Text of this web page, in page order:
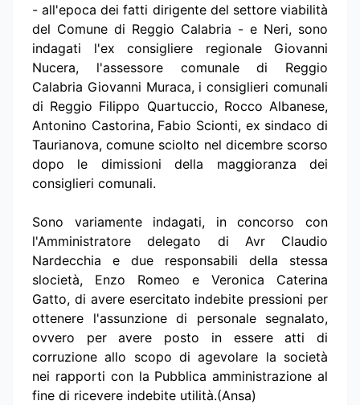
- all'epoca dei fatti dirigente del settore viabilità
del Comune di Reggio Calabria - e Neri, sono
indagati l'ex consigliere regionale Giovanni
Nucera, l'assessore comunale di Reggio
Calabria Giovanni Muraca, i consiglieri comunali
di Reggio Filippo Quartuccio, Rocco Albanese,
Antonino Castorina, Fabio Scionti, ex sindaco di
Taurianova, comune sciolto nel dicembre scorso
dopo le dimissioni della maggioranza dei
consiglieri comunali.
Sono variamente indagati, in concorso con
l'Amministratore delegato di Avr Claudio
Nardecchia e due responsabili della stessa
slocietà, Enzo Romeo e Veronica Caterina
Gatto, di avere esercitato indebite pressioni per
ottenere l'assunzione di personale segnalato,
ovvero per avere posto in essere atti di
corruzione allo scopo di agevolare la società
nei rapporti con la Pubblica amministrazione al
fine di ricevere indebite utilità.(Ansa)